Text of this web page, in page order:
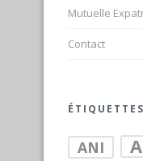
Mutuelle
Contact
ÉTIQUETTES
ANI